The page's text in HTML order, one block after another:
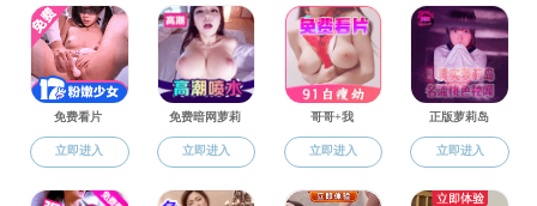
李 珮